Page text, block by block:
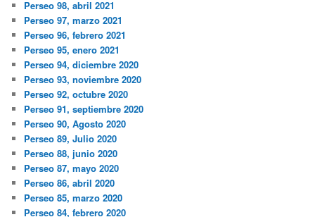
Perseo 98, abril 2021
Perseo 97, marzo 2021
Perseo 96, febrero 2021
Perseo 95, enero 2021
Perseo 94, diciembre 2020
Perseo 93, noviembre 2020
Perseo 92, octubre 2020
Perseo 91, septiembre 2020
Perseo 90, Agosto 2020
Perseo 89, Julio 2020
Perseo 88, junio 2020
Perseo 87, mayo 2020
Perseo 86, abril 2020
Perseo 85, marzo 2020
Perseo 84, febrero 2020